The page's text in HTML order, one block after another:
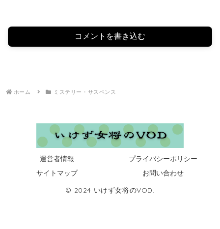
コメントを書き込む
ホーム ミステリー・サスペンス
運営者情報
プライバシーポリシー
サイトマップ
お問い合わせ
© 2024 いけず女将のVOD.